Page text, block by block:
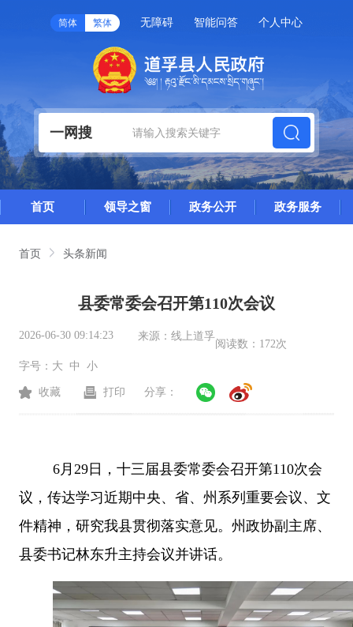
简体 繁体 无障碍 智能问答 个人中心
一网搜
首页 领导之窗 政务公开 政务服务
首页 头条新闻
县委常委会召开第110次会议
2026-06-30 09:14:23 来源： 线上道孚
阅读数： 172次
字号： 大 中 小
收藏 打印 分享：
6 月 29日，十三届县委常委会召开第110次会
议，传达学习近期中央、省、州系列重要会议、文
件精神，研究我县贯彻落实意见。州政协副主席、
县委书记林东升主持会议并讲话。